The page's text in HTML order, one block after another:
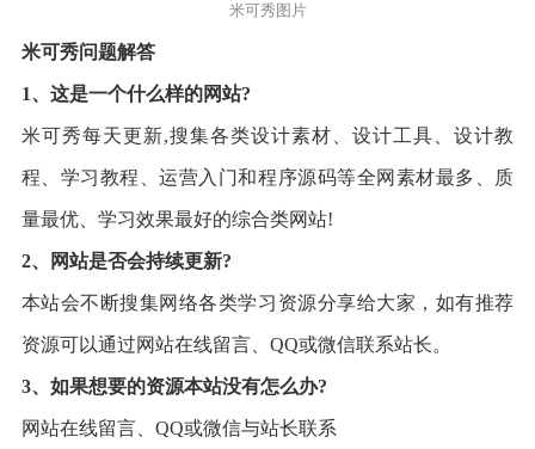
米可秀图片
米可秀问题解答
1、这是一个什么样的网站?
米可秀每天更新,搜集各类设计素材、设计工具、设计教
程、学习教程、运营入门和程序源码等全网素材最多、质
量最优、学习效果最好的综合类网站!
2、网站是否会持续更新?
本站会不断搜集网络各类学习资源分享给大家，如有推荐
资源可以通过网站在线留言、QQ或微信联系站长。
3、如果想要的资源本站没有怎么办?
网站在线留言、QQ或微信与站长联系